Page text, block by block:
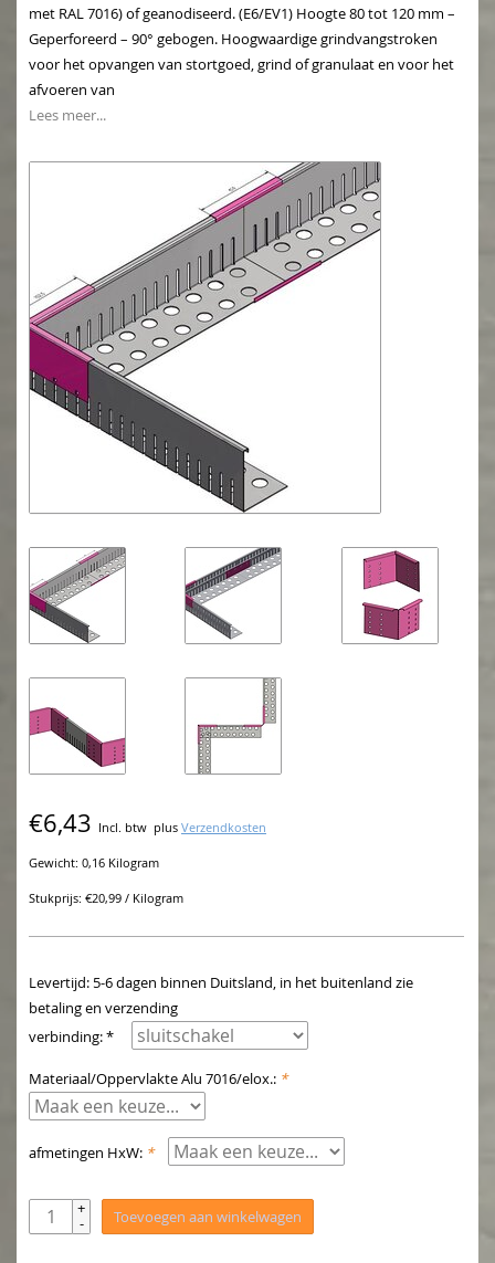
met RAL 7016) of geanodiseerd. (E6/EV1) Hoogte 80 tot 120 mm –
Geperforeerd – 90° gebogen. Hoogwaardige grindvangstroken
voor het opvangen van stortgoed, grind of granulaat en voor het
afvoeren van
Lees meer...
€6,43 Incl. btw plus Verzendkosten
Gewicht: 0,16 Kilogram
Stukprijs: €20,99 / Kilogram
Levertijd: 5-6 dagen binnen Duitsland, in het buitenland zie
betaling en verzending
verbinding: *
Materiaal/Oppervlakte Alu 7016/elox.: *
afmetingen HxW: *
+
- Toevoegen aan winkelwagen